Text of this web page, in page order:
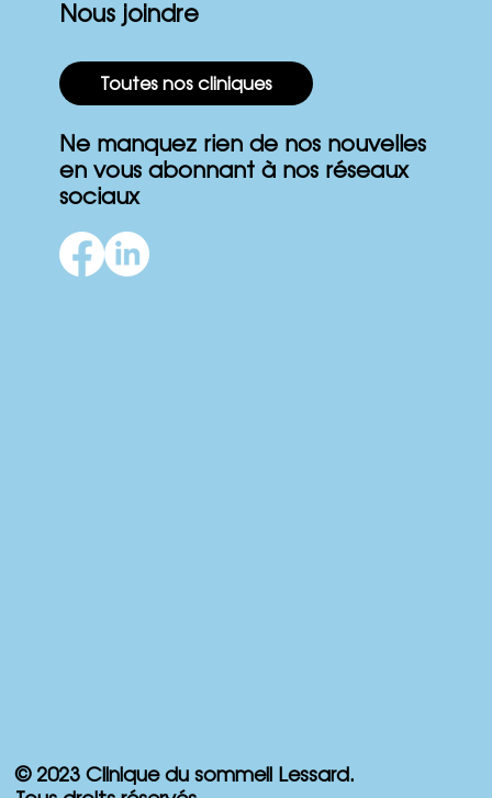
Comment mieux dormir malgré le
Nous joindre
Toutes nos cliniques
Ne manquez rien de nos nouvelles
en vous abonnant à nos réseaux
sociaux
© 2023 Clinique du sommeil Lessard.